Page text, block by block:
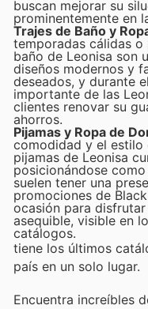
buscan mejorar su
prominentemente en
Trajes de Baño y
temporadas cálidas o
baño de Leonisa son
diseños modernos y
deseados, y durante
importante de las
clientes renovar su
ahorros.
Pijamas y Ropa de
comodidad y el estilo
pijamas de Leonisa
posicionándose
suelen tener una
promociones de
ocasión para
asequible, visible en
catálogos.
tiene los últimos
país en un solo lugar.
Encuentra increíbles